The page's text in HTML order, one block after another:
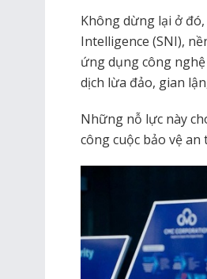
Không dừng lại ở
Intelligence (SNI),
ứng dụng công
dịch lừa đảo, gian
Những nỗ lực này
công cuộc bảo vệ